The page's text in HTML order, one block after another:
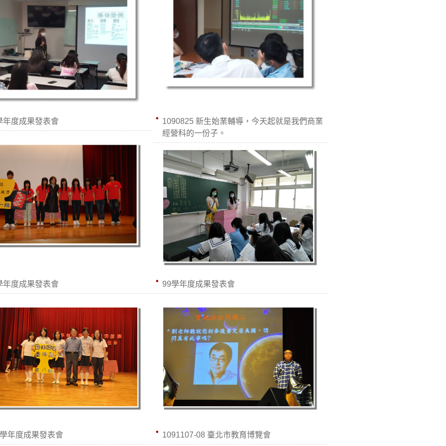
年度成果發表會
1090825 新生始業輔導，今天起就是我們商業
經營科的一份子。
年度成果發表會 99學年度成果發表會
年度成果發表會 1091107-08 臺北市教育博覽會